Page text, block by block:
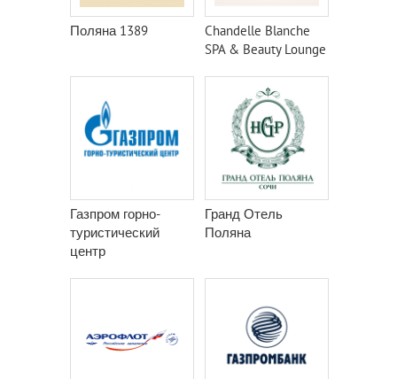
Поляна 1389
Chandelle Blanche
SPA & Beauty Lounge
Газпром горно-
туристический
центр
Гранд Отель
Поляна